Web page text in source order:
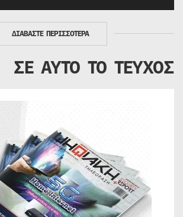
ΔΙΑΒΑΣΤΕ ΠΕΡΙΣΣΟΤΕΡΑ
ΣΕ ΑΥΤΟ ΤΟ ΤΕΥΧΟΣ